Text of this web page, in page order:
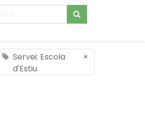
Servei: Escola
d'Estiu
×